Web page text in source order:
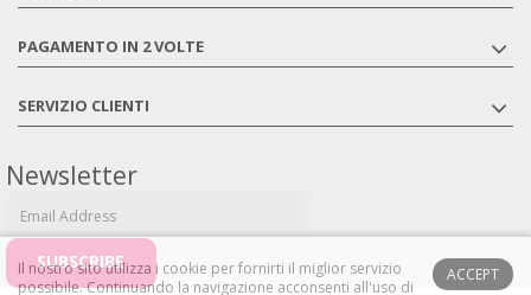
PAGAMENTO IN 2 VOLTE
SERVIZIO CLIENTI
Newsletter
ACCEPT
Il nostro sito utilizza i cookie per fornirti il ​​miglior servizio
possibile.Continuando la navigazione acconsenti all'uso di